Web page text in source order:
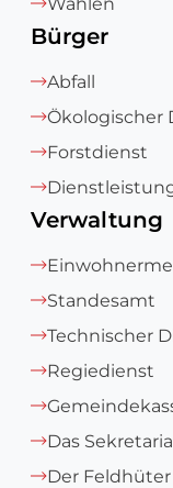
Bürger
Abfall
Ökologischer
Forstdienst
Verwaltung
Standesamt
Technischer
Regiedienst
Das
Der Feldhüter